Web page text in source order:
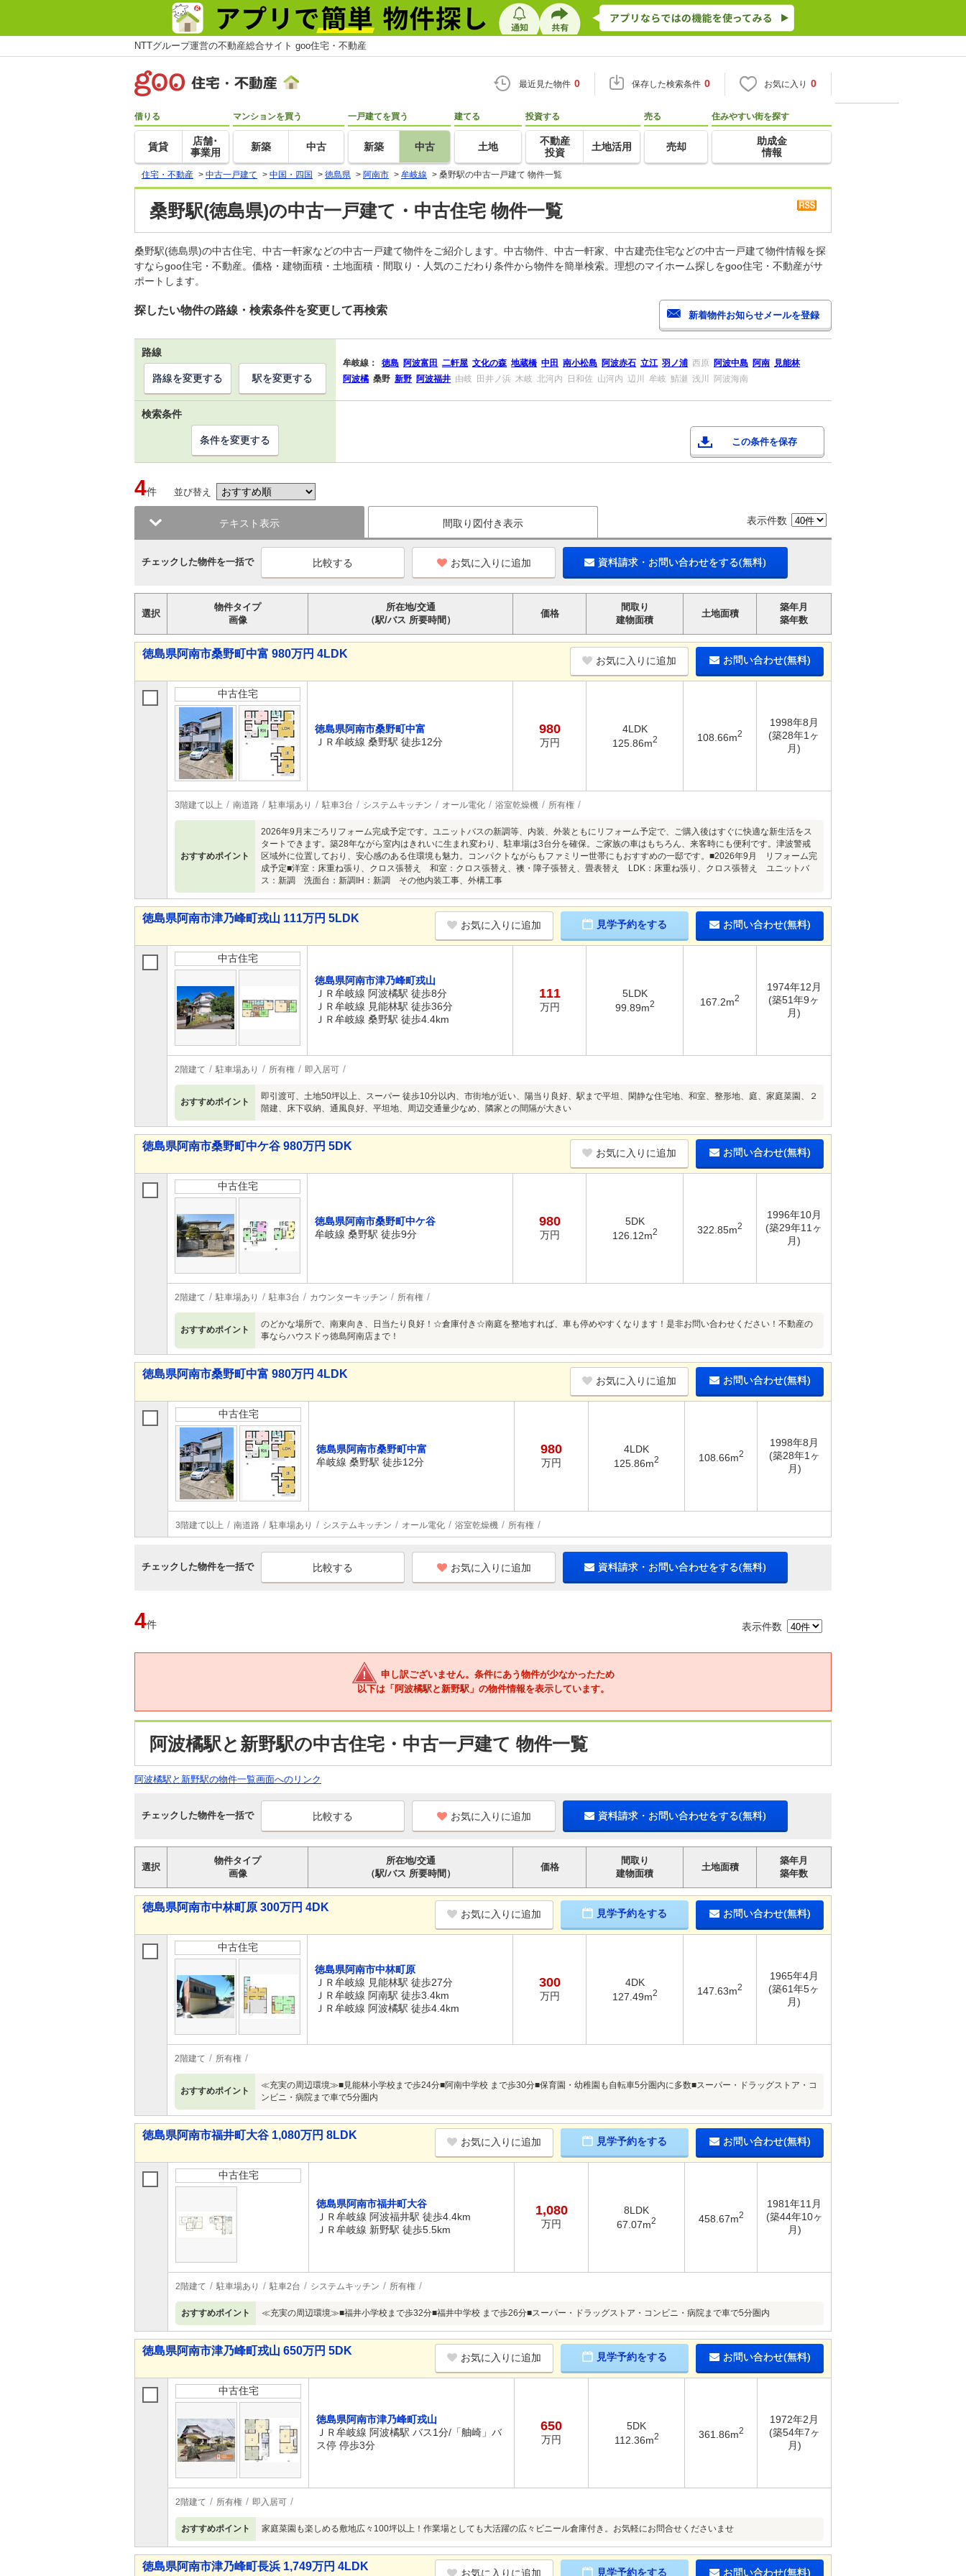
NTTグループ運営の不動産総合サイト goo住宅・不動産
最近見た物件 0 保存した検索条件 0 お気に入り 0
借りる
賃貸
店舗･
事業用
マンションを買う
新築 中古
一戸建てを買う
新築 中古
建てる
土地
投資する
不動産
投資
土地活用
売る
売却
住みやすい街を探す
助成金
情報
住宅・不動産 > 中古一戸建て > 中国・四国 > 徳島県 > 阿南市 > 牟岐線 > 桑野駅の中古一戸建て 物件一覧
桑野駅(徳島県)の中古一戸建て・中古住宅 物件一覧
桑野駅(徳島県)の中古住宅、中古一軒家などの中古一戸建て物件をご紹介します。中古物件、中古一軒家、中古建売住宅などの中古一戸建て物件情報を探
すならgoo住宅・不動産。価格・建物面積・土地面積・間取り・人気のこだわり条件から物件を簡単検索。理想のマイホーム探しをgoo住宅・不動産がサ
ポートします。
探したい物件の路線・検索条件を変更して再検索
路線
牟岐線： 徳島 阿波富田 二軒屋 文化の森 地蔵橋 中田 南小松島 阿波赤石 立江 羽ノ浦 西原 阿波中島 阿南 見能林
阿波橘 桑野 新野 阿波福井 由岐 田井ノ浜 木岐 北河内 日和佐 山河内 辺川 牟岐 鯖瀬 浅川 阿波海南
路線を変更する 駅を変更する
検索条件
この条件を保存
条件を変更する
4件 並び替え
テキスト表示 間取り図付き表示 表示件数
チェックした物件を一括で お気に入りに追加 資料請求・お問い合わせをする(無料)
選択
物件タイプ
画像
所在地/交通
（駅/バス 所要時間）
価格
間取り
建物面積
土地面積
築年月
築年数
徳島県阿南市桑野町中富 980万円 4LDK
お気に入りに追加 お問い合わせ(無料)
中古住宅
徳島県阿南市桑野町中富
ＪＲ牟岐線 桑野駅 徒歩12分
980
万円
4LDK
125.86m2 108.66m2
1998年8月
(築28年1ヶ
月)
3階建て以上 南道路 駐車場あり 駐車3台 システムキッチン オール電化 浴室乾燥機 所有権
おすすめポイント
2026年9月末ごろリフォーム完成予定です。ユニットバスの新調等、内装、外装ともにリフォーム予定で、ご購入後はすぐに快適な新生活をス
タートできます。築28年ながら室内はきれいに生まれ変わり、駐車場は3台分を確保。ご家族の車はもちろん、来客時にも便利です。津波警戒
区域外に位置しており、安心感のある住環境も魅力。コンパクトながらもファミリー世帯にもおすすめの一邸です。■2026年9月 リフォーム完
成予定■洋室：床重ね張り、クロス張替え 和室：クロス張替え、襖・障子張替え、畳表替え LDK：床重ね張り、クロス張替え ユニットバ
ス：新調 洗面台：新調IH：新調 その他内装工事、外構工事
徳島県阿南市津乃峰町戎山 111万円 5LDK
お気に入りに追加 見学予約をする お問い合わせ(無料)
中古住宅
徳島県阿南市津乃峰町戎山
ＪＲ牟岐線 阿波橘駅 徒歩8分
ＪＲ牟岐線 見能林駅 徒歩36分
ＪＲ牟岐線 桑野駅 徒歩4.4km
111
万円
5LDK
99.89m2 167.2m2
1974年12月
(築51年9ヶ
月)
2階建て 駐車場あり 所有権 即入居可
おすすめポイント
即引渡可、土地50坪以上、スーパー 徒歩10分以内、市街地が近い、陽当り良好、駅まで平坦、閑静な住宅地、和室、整形地、庭、家庭菜園、２
階建、床下収納、通風良好、平坦地、周辺交通量少なめ、隣家との間隔が大きい
徳島県阿南市桑野町中ケ谷 980万円 5DK
お気に入りに追加 お問い合わせ(無料)
中古住宅
徳島県阿南市桑野町中ケ谷
牟岐線 桑野駅 徒歩9分
980
万円
5DK
126.12m2 322.85m2
1996年10月
(築29年11ヶ
月)
2階建て 駐車場あり 駐車3台 カウンターキッチン 所有権
おすすめポイント
のどかな場所で、南東向き、日当たり良好！☆倉庫付き☆南庭を整地すれば、車も停めやすくなります！是非お問い合わせください！不動産の
事ならハウスドゥ徳島阿南店まで！
徳島県阿南市桑野町中富 980万円 4LDK
お気に入りに追加 お問い合わせ(無料)
中古住宅
徳島県阿南市桑野町中富
牟岐線 桑野駅 徒歩12分
980
万円
4LDK
125.86m2 108.66m2
1998年8月
(築28年1ヶ
月)
3階建て以上 南道路 駐車場あり システムキッチン オール電化 浴室乾燥機 所有権
チェックした物件を一括で お気に入りに追加 資料請求・お問い合わせをする(無料)
4件 表示件数
申し訳ございません。条件にあう物件が少なかったため
以下は「阿波橘駅と新野駅」の物件情報を表示しています。
阿波橘駅と新野駅の中古住宅・中古一戸建て 物件一覧
阿波橘駅と新野駅の物件一覧画面へのリンク
チェックした物件を一括で お気に入りに追加 資料請求・お問い合わせをする(無料)
選択
物件タイプ
画像
所在地/交通
（駅/バス 所要時間）
価格
間取り
建物面積
土地面積
築年月
築年数
徳島県阿南市中林町原 300万円 4DK
お気に入りに追加 見学予約をする お問い合わせ(無料)
中古住宅
徳島県阿南市中林町原
ＪＲ牟岐線 見能林駅 徒歩27分
ＪＲ牟岐線 阿南駅 徒歩3.4km
ＪＲ牟岐線 阿波橘駅 徒歩4.4km
300
万円
4DK
127.49m2 147.63m2
1965年4月
(築61年5ヶ
月)
2階建て 所有権
おすすめポイント
≪充実の周辺環境≫■見能林小学校まで歩24分■阿南中学校 まで歩30分■保育園・幼稚園も自転車5分圏内に多数■スーパー・ドラッグストア・コ
ンビニ・病院まで車で5分圏内
徳島県阿南市福井町大谷 1,080万円 8LDK
お気に入りに追加 見学予約をする お問い合わせ(無料)
中古住宅
徳島県阿南市福井町大谷
ＪＲ牟岐線 阿波福井駅 徒歩4.4km
ＪＲ牟岐線 新野駅 徒歩5.5km
1,080
万円
8LDK
67.07m2 458.67m2
1981年11月
(築44年10ヶ
月)
2階建て 駐車場あり 駐車2台 システムキッチン 所有権
おすすめポイント ≪充実の周辺環境≫■福井小学校まで歩32分■福井中学校 まで歩26分■スーパー・ドラッグストア・コンビニ・病院まで車で5分圏内
徳島県阿南市津乃峰町戎山 650万円 5DK
お気に入りに追加 見学予約をする お問い合わせ(無料)
中古住宅
徳島県阿南市津乃峰町戎山
ＪＲ牟岐線 阿波橘駅 バス1分/「舳崎」バ
ス停 停歩3分
650
万円
5DK
112.36m2 361.86m2
1972年2月
(築54年7ヶ
月)
2階建て 所有権 即入居可
おすすめポイント 家庭菜園も楽しめる敷地広々100坪以上！作業場としても大活躍の広々ビニール倉庫付き。お気軽にお問合せくださいませ
徳島県阿南市津乃峰町長浜 1,749万円 4LDK
お気に入りに追加 見学予約をする お問い合わせ(無料)